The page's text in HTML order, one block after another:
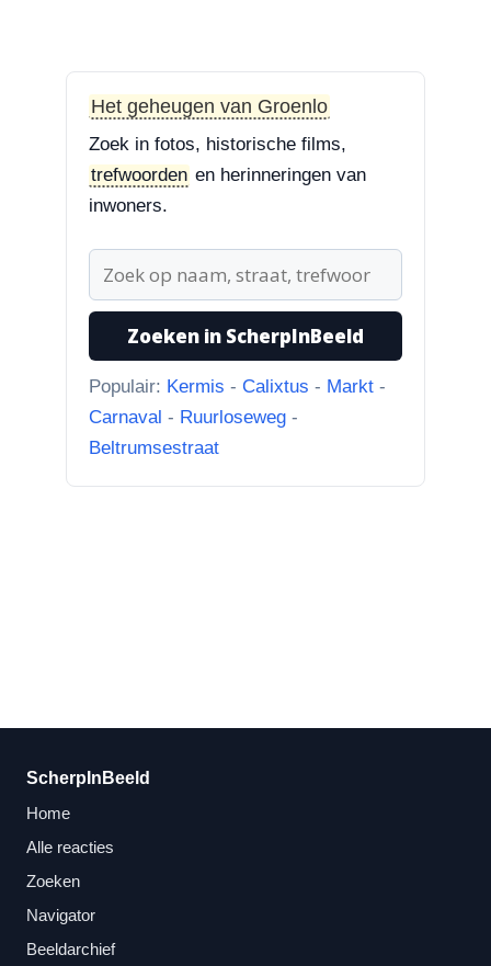
3-8-2026
Bisschop Philip Roveniusstraat
“Beste redactie, dit klopt niet. Dit
deel van de landbouwscho...”
Hoek Matthijs van Dulkenstraat en
Bisschop Philip Roveniusstraat
Het geheugen van Groenlo
Zoek in fotos, historische films,
trefwoorden en herinneringen van
inwoners.
Zoeken in ScherpInBeeld
Populair: Kermis - Calixtus - Markt -
Carnaval - Ruurloseweg -
Beltrumsestraat
ScherpInBeeld
Home
Alle reacties
Zoeken
Navigator
Beeldarchief